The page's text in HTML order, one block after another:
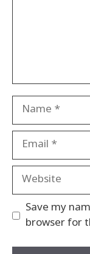
Name
Email
Website
Save my
browser for